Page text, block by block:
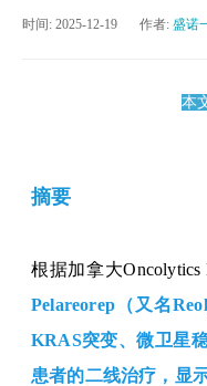
时间: 2025-12-19 作者: 盛诺
本
摘要
根据加拿大Oncolytics
Pelareorep（ 又名
KRAS突变、微卫星
患者的二线治疗，显